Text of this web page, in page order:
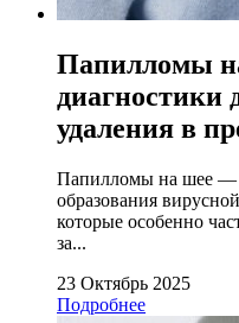
Папилломы
диагностики
удаления в
Папилломы на шее —
образования
которые особенно
за...
23 Октябрь 2025
Подробнее